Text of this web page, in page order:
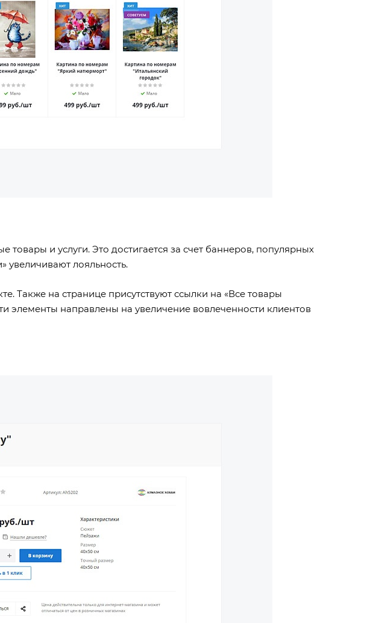
и услуги. Это достигается за счет баннеров, популярных
увеличивают лояльность.
Также на странице присутствуют ссылки на «Все товары
элементы направлены на увеличение вовлеченности клиентов